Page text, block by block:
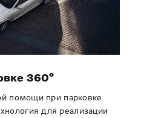
360°
помощи при парковке
для реализации